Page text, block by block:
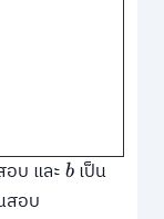
บ และbเป็น
สอบ